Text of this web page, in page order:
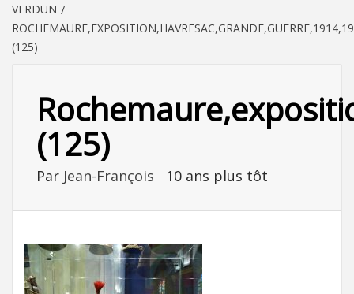
VERDUN
(125)
(125)
Par Jean-François 10 ans plus tôt